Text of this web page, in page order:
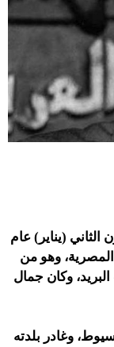
الناصر حسين، ولد في 15 كانون الثاني (يناير) عام
المصرية، وهو من
وكان جمال
أسيوط، وغادر بلدته